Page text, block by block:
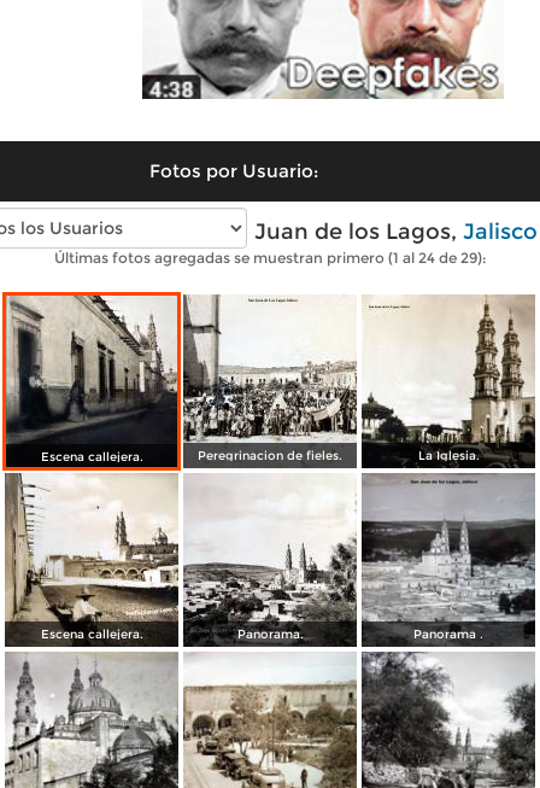
Fotos por Usuario:
Fotos antiguas de San Juan de los Lagos, Jalisco
Últimas fotos agregadas se muestran primero (1 al 24 de 29):
Escena callejera. Peregrinacion de fieles. La Iglesia.
Escena callejera. Panorama. Panorama .